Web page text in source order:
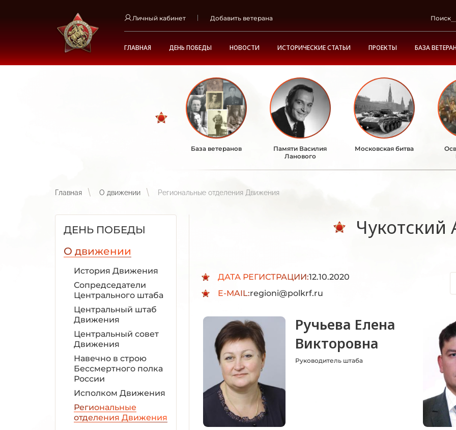
Личный кабинет Добавить ветерана Поиск
ГЛАВНАЯ ДЕНЬ ПОБЕДЫ НОВОСТИ ИСТОРИЧЕСКИЕ СТАТЬИ ПРОЕКТЫ БАЗА
База ветеранов
Памяти Василия
Ланового
Московская битва
Главная О движении Региональные отделения Движения
ДЕНЬ ПОБЕДЫ
О движении
История Движения
Сопредседатели
Центрального штаба
Центральный штаб
Движения
Центральный совет
Движения
Навечно в строю
Бессмертного полка
России
Исполком Движения
Региональные
отделения Движения
Чукотский
ДАТА РЕГИСТРАЦИИ:12.10.2020
E-MAIL:regioni@polkrf.ru
Ручьева Елена
Викторовна
Руководитель штаба